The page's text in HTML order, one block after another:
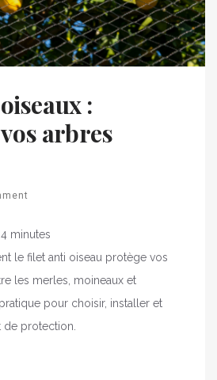
:
arbres
4 minutes
le filet anti oiseau protège vos
les merles, moineaux et
pour choisir, installer et
protection.